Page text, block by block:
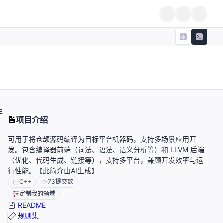
项目介绍
可用于将仓颉源码编译为目标平台机器码，支持多场景应用开
发。包含编译器前端（词法、语法、语义分析等）和 LLVM 后端
（优化、代码生成、链接等），支持多平台，兼顾开发效率与运
行性能。【此简介由AI生成】
C++ 73提交数
定制我的领域
README
规则集